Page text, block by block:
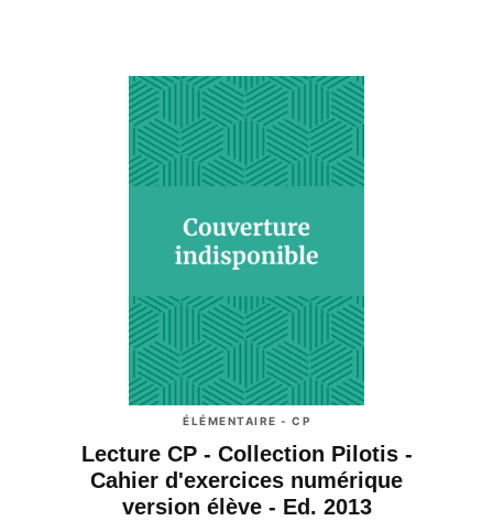
ÉLÉMENTAIRE - CP
Lecture CP - Collection Pilotis -
Cahier d'exercices numérique
version élève - Ed. 2013